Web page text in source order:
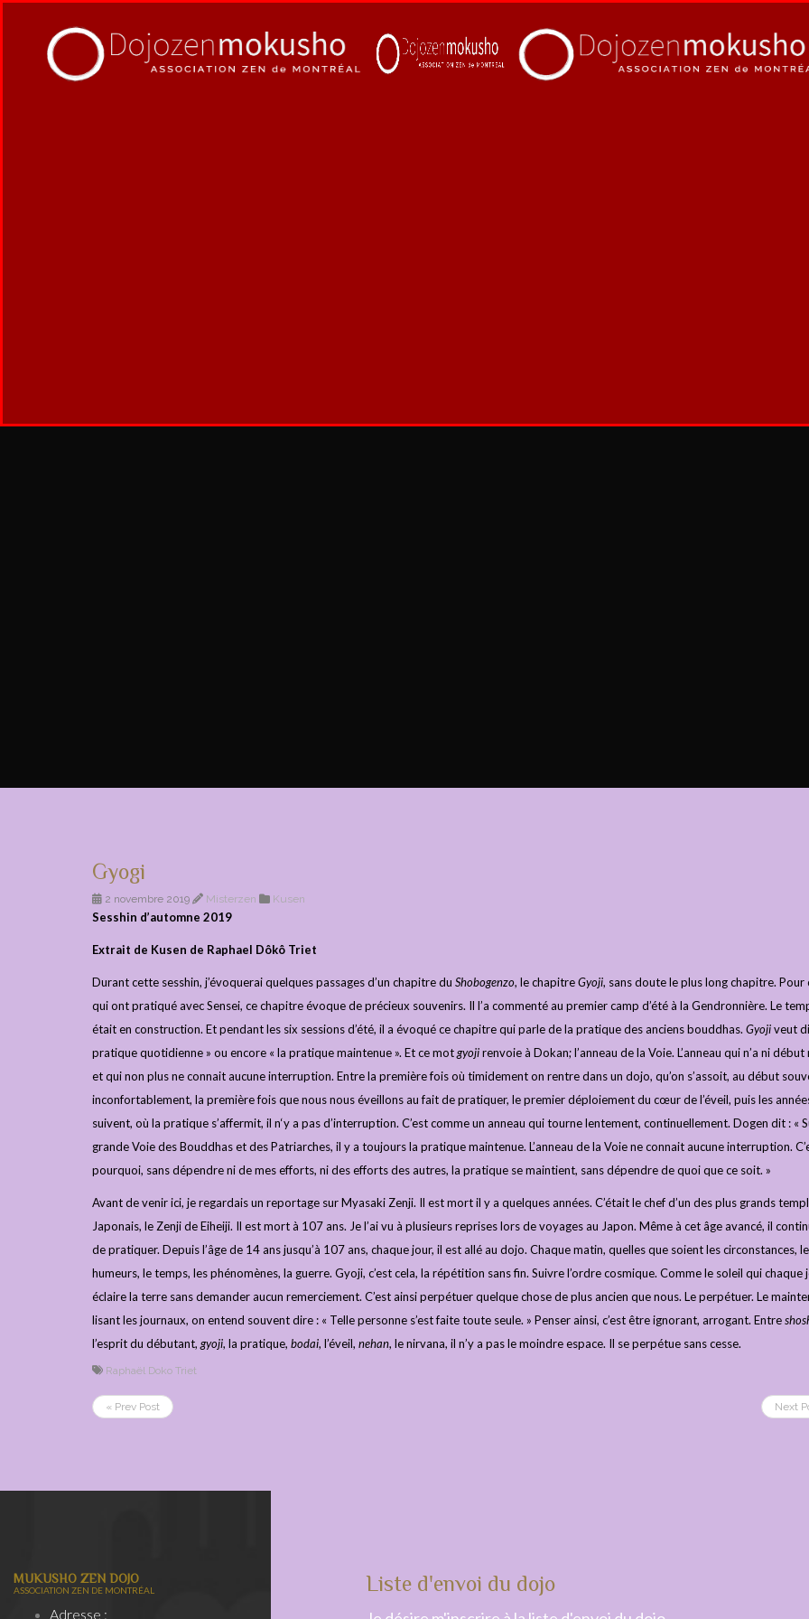
Gyogi
2 novembre 2019 Misterzen Kusen
Sesshin d’automne 2019
Extrait de Kusen de Raphael Dôkô Triet
Durant cette sesshin, j’évoquerai quelques passages d’un chapitre du Shobogenzo, le chapitreGyoji, sans doute le plus long chapitre. Pour
qui ont pratiqué avec Sensei, ce chapitre évoque de précieux souvenirs. Il l’a commenté au premier camp d’été à la Gendronnière. Le
était en construction. Et pendant les six sessions d’été, il a évoqué ce chapitre qui parle de la pratique des anciens bouddhas. Gyojiveut
pratique quotidienne » ou encore « la pratique maintenue ». Et ce motgyojirenvoie à Dokan; l’anneau de la Voie. L’anneau qui n’a ni début
et qui non plus ne connait aucune interruption. Entre la première fois où timidement on rentre dans un dojo, qu’on s’assoit, au début
inconfortablement, la première fois que nous nous éveillons au fait de pratiquer, le premier déploiement du cœur de l’éveil, puis les
suivent, où la pratique s’affermit, il n‘y a pas d’interruption. C’est comme un anneau qui tourne lentement, continuellement. Dogen dit : «
grande Voie des Bouddhas et des Patriarches, il y a toujours la pratique maintenue. L’anneau de la Voie ne connait aucune interruption.
pourquoi, sans dépendre ni de mes efforts, ni des efforts des autres, la pratique se maintient, sans dépendre de quoi que ce soit. »
Avant de venir ici, je regardais un reportage sur Myasaki Zenji. Il est mort il y a quelques années. C’était le chef d’un des plus grands
Japonais, le Zenji de Eiheiji. Il est mort à 107 ans. Je l’ai vu à plusieurs reprises lors de voyages au Japon. Même à cet âge avancé, il
de pratiquer. Depuis l’âge de 14 ans jusqu’à 107 ans, chaque jour, il est allé au dojo. Chaque matin, quelles que soient les circonstances,
humeurs, le temps, les phénomènes, la guerre. Gyoji, c’est cela, la répétition sans fin. Suivre l’ordre cosmique. Comme le soleil qui chaque
éclaire la terre sans demander aucun remerciement. C’est ainsi perpétuer quelque chose de plus ancien que nous. Le perpétuer. Le
lisant les journaux, on entend souvent dire : « Telle personne s’est faite toute seule. » Penser ainsi, c’est être ignorant, arrogant. Entre
l’esprit du débutant,gyoji, la pratique, bodai, l’éveil, nehan, le nirvana, il n’y a pas le moindre espace. Il se perpétue sans cesse.
Raphaël Doko Triet
« Prev Post Next
MUKUSHO ZEN DOJO
ASSOCIATION ZEN DE MONTRÉAL
Adresse :
Liste d'envoi du dojo